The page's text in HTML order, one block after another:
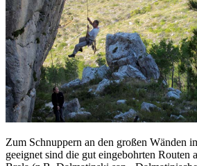
Zum Schnuppern an den großen Wänden
geeignet sind die gut eingebohrten Routen